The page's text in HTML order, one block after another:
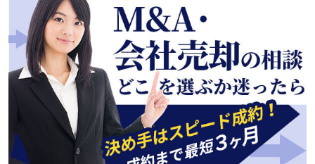
クリニック・医院の事業承継にかかる費用
クリニック・医院の事業承継の事例3選
クリニック・医院の事業承継における注意点
クリニック・医院の事業承継の相談先
クリニック・医院の事業承継相談は専門家へ